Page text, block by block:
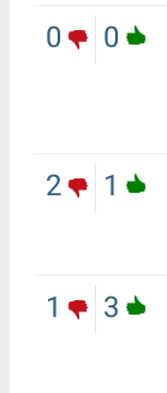
0
0
1
2
3
1